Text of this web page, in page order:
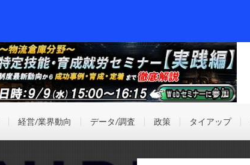
経営/業界動向 データ/調査 政策 タイアップ